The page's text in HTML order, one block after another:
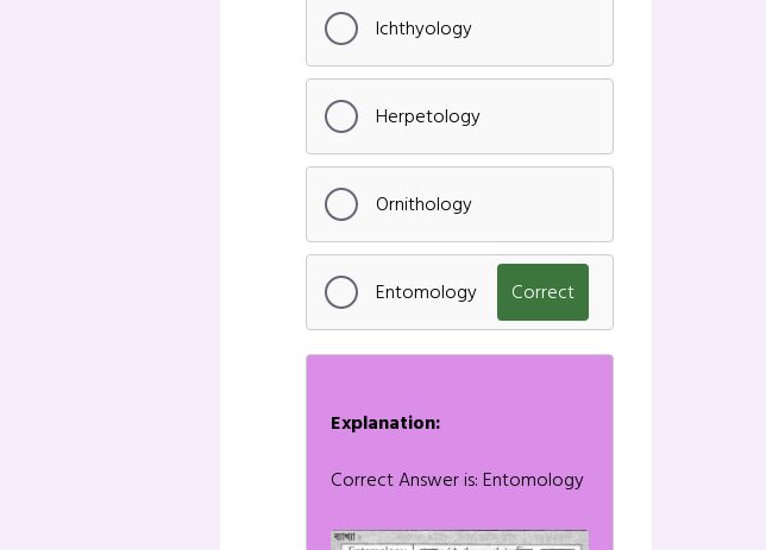
Ichthyology
Herpetology
Ornithology
Entomology Correct
Explanation:
Correct Answer is: Entomology